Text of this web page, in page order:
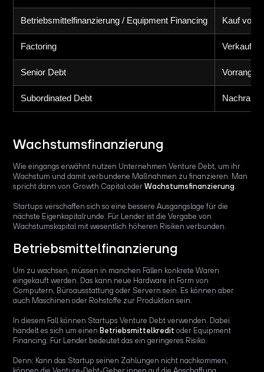
Betriebsmittelfinanzierung / Equipment Financing Kauf von
Factoring Verkauf
Senior Debt
Subordinated Debt
Wachstumsfinanzierung
Wie eingangs erwähnt nutzen Unternehmen Venture Debt, um ihr
Wachstum und damit verbundene Maßnahmen zu finanzieren. Man
spricht dann von Growth Capital oderWachstumsfinanzierung
Startups verschaffen sich so eine bessere Ausgangslage für die
nächste Eigenkapitalrunde. Für Lender ist die Vergabe von
Wachstumskapital mit wesentlich höheren Risiken verbunden.
Betriebsmittelfinanzierung
Um zu wachsen, müssen in manchen Fällen konkrete Waren
eingekauft werden. Das kann neue Hardware in Form von
Computern, Büroausstattung oder Servern sein. Es können aber
auch Maschinen oder Rohstoffe zur Produktion sein.
In diesem Fall können Startups Venture Debt verwenden. Dabei
handelt es sich um einenBetriebsmittelkredit oder Equipment
Financing. Für Lender bedeutet das ein geringeres Risiko.
Denn: Kann das Startup seinen Zahlungen nicht nachkommen,